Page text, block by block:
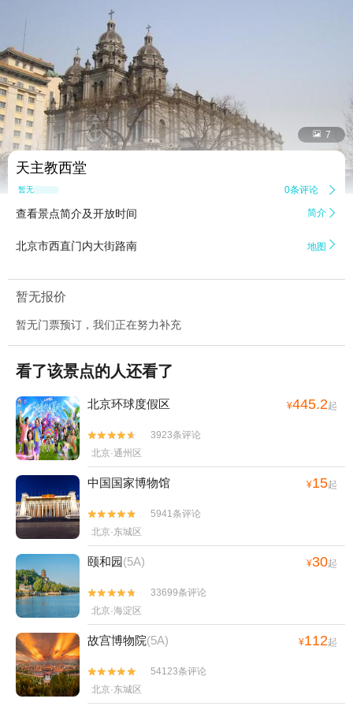
 7
天主教西堂
暂无点评 0条评论 
查看景点简介及开放时间 简介 
北京市西直门内大街路南 地图 
暂无报价
暂无门票预订，我们正在努力补充
看了该景点的人还看了
北京环球度假区 ¥445.2起


3923条评论
北京·通州区
中国国家博物馆 ¥15起


5941条评论
北京·东城区
颐和园(5A) ¥30起


33699条评论
北京·海淀区
故宫博物院(5A) ¥112起


54123条评论
北京·东城区